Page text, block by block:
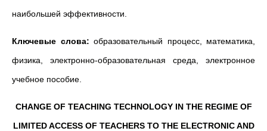
наибольшей эффективности.
Ключевые слова: образовательный процесс, математика,
физика, электронно-образовательная среда, электронное
учебное пособие.
CHANGE OF TEACHING TECHNOLOGY IN THE REGIME OF
LIMITED ACCESS OF TEACHERS TO THE ELECTRONIC AND